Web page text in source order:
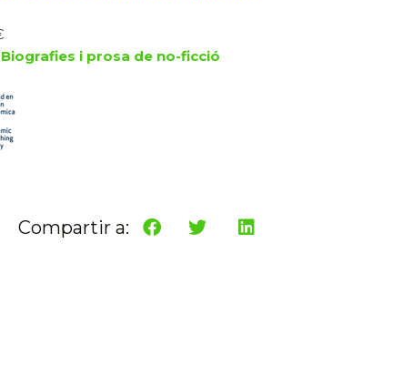
Biografies i prosa de no-ficció
Compartir a: